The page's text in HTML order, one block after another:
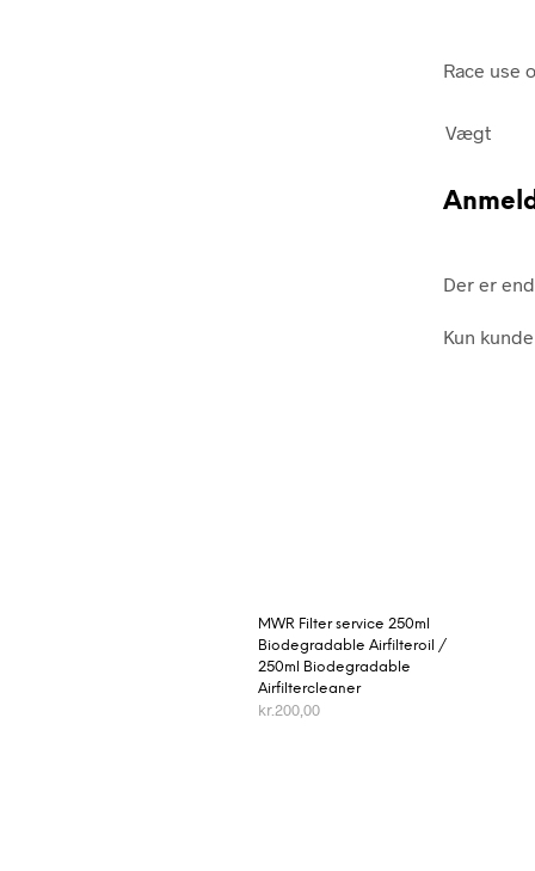
Race use
Vægt
Der er
Kun
MWR Filter service 250ml
Biodegradable Airfilteroil /
250ml Biodegradable
Airfiltercleaner
kr.200,00